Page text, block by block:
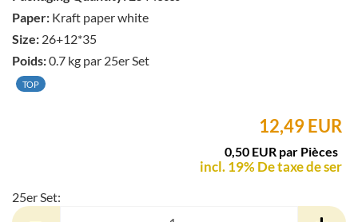
Paper: Kraft paper white
Size: 26+12*35
Poids:0.7 kg par 25er Set
TOP
12,49 EUR
0,50 EUR par Pièces
incl. 19% De taxe de ser
25er Set:
25er